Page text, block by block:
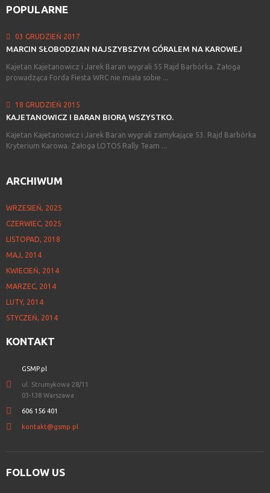
POPULARNE
03 GRUDZIEŃ 2017
MARCIN SŁOBODZIAN NAJSZYBSZYM GÓRALEM NA KAROWEJ
Kajetan Kajetanowicz i Jarek Baran wygrali 55 Rajd Barbórka. Załoga
prowadząca Forda Fiesta WRC nie miała sobie ...
18 GRUDZIEŃ 2015
KAJETANOWICZ I BARAN BIORĄ WSZYSTKO.
Kajetan Kajetanowicz i Jarek Baran wygrali zamykające 53. Rajd Barbórka
Kryterium Karowa. Załoga LOTOS Rally Team ...
ARCHIWUM
WRZESIEŃ, 2025
CZERWIEC, 2025
LISTOPAD, 2018
MAJ, 2014
KWIECIEŃ, 2014
MARZEC, 2014
LUTY, 2014
STYCZEŃ, 2014
KONTAKT
GSMP.pl
ul. Strumykowa 28/11
03-138 Warszawa
606 156 401
kontakt@gsmp.pl
FOLLOW US